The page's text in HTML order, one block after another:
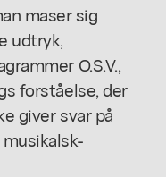
maser sig
udtryk,
O.S.V.,
forståelse, der
giver svar på